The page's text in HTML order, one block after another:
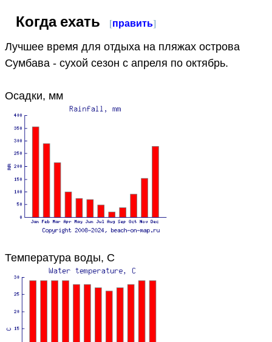
Когда ехать [править]
Лучшее время для отдыха на пляжах острова
Сумбава - сухой сезон с апреля по октябрь.
Осадки, мм
Температура воды, C